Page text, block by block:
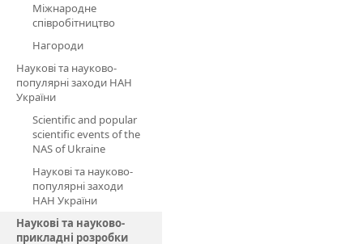
Міжнародне
співробітництво
Нагороди
Наукові та науково-
популярні заходи НАН
України
Scientific and popular
scientific events of the
NAS of Ukraine
Наукові та науково-
популярні заходи
НАН України
Наукові та науково-
прикладні розробки